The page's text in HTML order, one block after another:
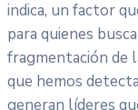
indica, un factor
para quienes
fragmentación de
que hemos
generan líderes